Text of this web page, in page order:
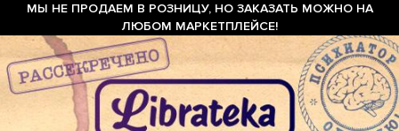
МЫ НЕ ПРОДАЕМ В РОЗНИЦУ, НО ЗАКАЗАТЬ МОЖНО НА
ЛЮБОМ МАРКЕТПЛЕЙСЕ!